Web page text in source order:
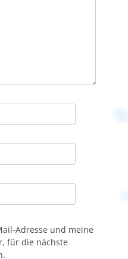
Adresse und meine
für die nächste